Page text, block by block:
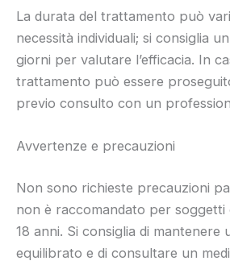
La durata del trattamento può
necessità individuali; si consiglia
giorni per valutare l’efficacia. In
trattamento può essere
previo consulto con un
Avvertenze e precauzioni
Non sono richieste precauzioni
non è raccomandato per soggetti
18 anni. Si consiglia di mantenere
equilibrato e di consultare un